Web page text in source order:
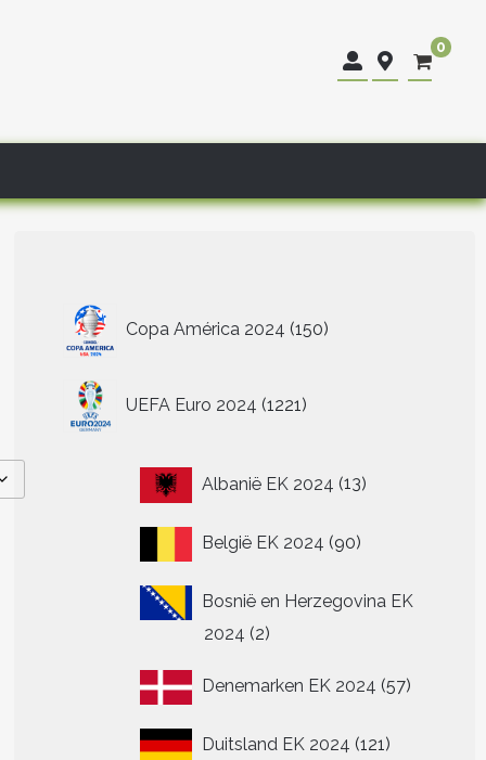
0
Copa América 2024 150
producten
UEFA Euro 2024 1221
producten
Albanië EK 2024 1313
België EK 2024 9090
Bosnië en Herzegovina EK
2024 22
Denemarken EK 2024 5757
Duitsland EK 2024 121 121